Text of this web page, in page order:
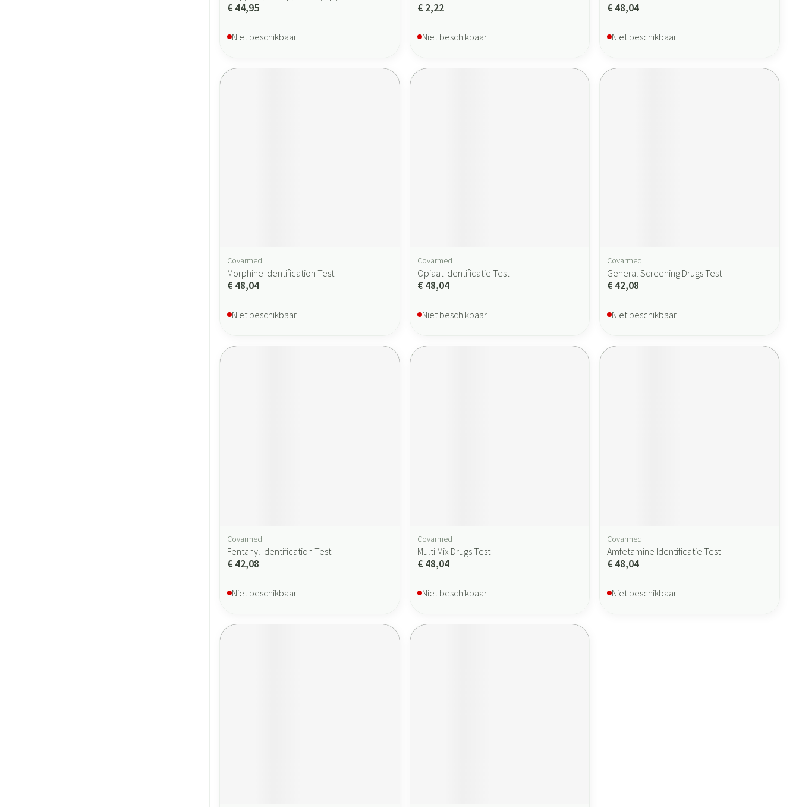
€ 44,95
Niet beschikbaar
€ 2,22
Niet beschikbaar
€ 48,04
Niet beschikbaar
Covarmed
Morphine Identification Test
€ 48,04
Niet beschikbaar
Covarmed
Opiaat Identificatie Test
€ 48,04
Niet beschikbaar
Covarmed
General Screening Drugs Test
€ 42,08
Niet beschikbaar
Covarmed
Fentanyl Identification Test
€ 42,08
Niet beschikbaar
Covarmed
Multi Mix Drugs Test
€ 48,04
Niet beschikbaar
Covarmed
Amfetamine Identificatie Test
€ 48,04
Niet beschikbaar